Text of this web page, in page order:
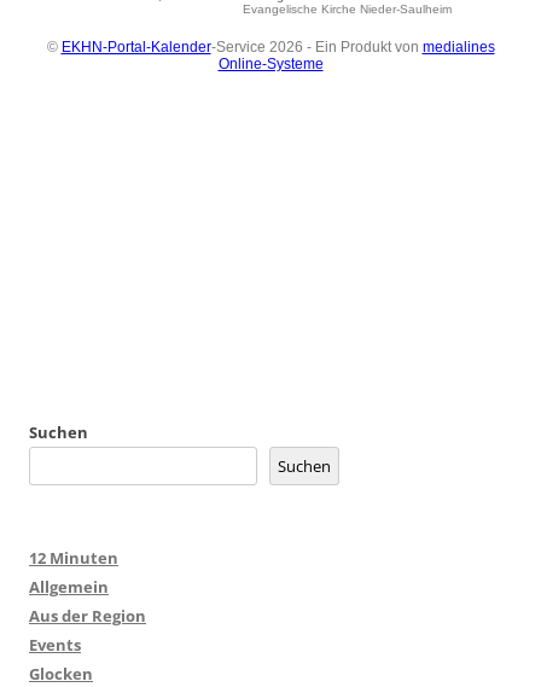
Suchen
Suchen
12 Minuten
Allgemein
Aus der Region
Events
Glocken